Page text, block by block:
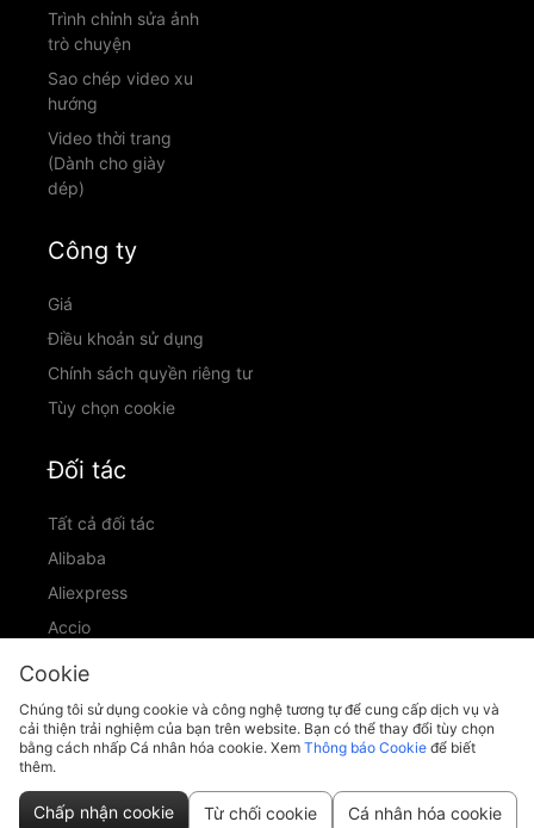
Trình chỉnh sửa ảnh
trò chuyện
Sao chép video xu
hướng
Video thời trang
(Dành cho giày
dép)
Công ty
Giá
Điều khoản sử dụng
Chính sách quyền riêng tư
Tùy chọn cookie
Đối tác
Tất cả đối tác
Alibaba
Aliexpress
Accio
ID Ranking
support@piccopilot.com
Cookie
Chúng tôi sử dụng cookie và công nghệ tương tự để cung cấp dịch vụ và
cải thiện trải nghiệm của bạn trên website. Bạn có thể thay đổi tùy chọn
bằng cách nhấp Cá nhân hóa cookie. Xem Thông báo Cookie để biết
thêm.
Chấp nhận cookie Từ chối cookie Cá nhân hóa cookie